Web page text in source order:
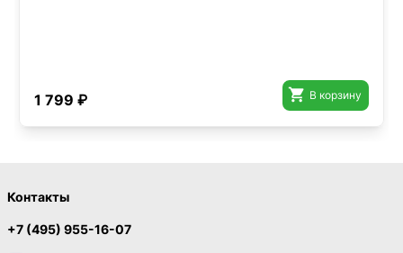
1 799 ₽  В корзину
Контакты
+7 (495) 955-16-07